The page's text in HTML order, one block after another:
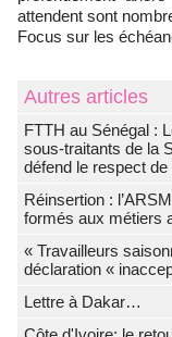
attendent sont
Focus sur les
Autres articles
FTTH au Sénégal :
sous-traitants de la
défend le respect de
Réinsertion :
formés aux métiers
« Travailleurs
déclaration «
Lettre à Dakar…